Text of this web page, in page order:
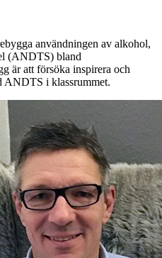
användningen av alkohol,
(ANDTS) bland
är att försöka inspirera och
ANDTS i klassrummet.